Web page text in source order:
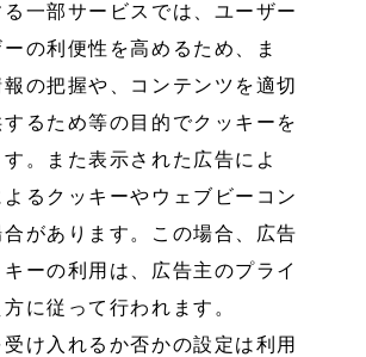
一部サービスでは、ユーザー
の利便性を高めるため、ま
の把握や、コンテンツを適切
るため等の目的でクッキーを
。また表示された広告によ
よるクッキーやウェブビーコン
合があります。この場合、広告
ーの利用は、広告主のプライ
に従って行われます。
け入れるか否かの設定は利用